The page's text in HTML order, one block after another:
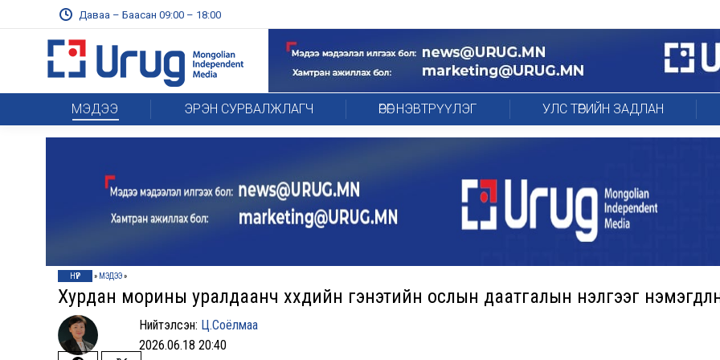
Даваа – Баасан 09:00 – 18:00
МЭДЭЭ ЭРЭН СУРВАЛЖЛАГЧ ӨРӨГ НЭВТРҮҮЛЭГ УЛС ТӨРИЙН ЗАДЛАН
НҮҮР » МЭДЭЭ»
Хурдан морины уралдаанч хүүхдийн гэнэтийн ослын даатгалын үнэлгээг
Нийтэлсэн: Ц.Соёлмаа
2026.06.18 20:40